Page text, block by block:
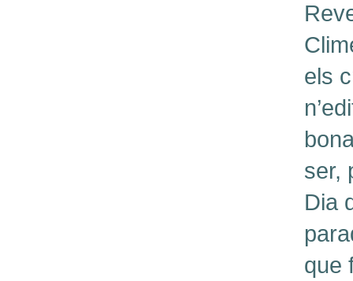
els
ser,
Dia
que